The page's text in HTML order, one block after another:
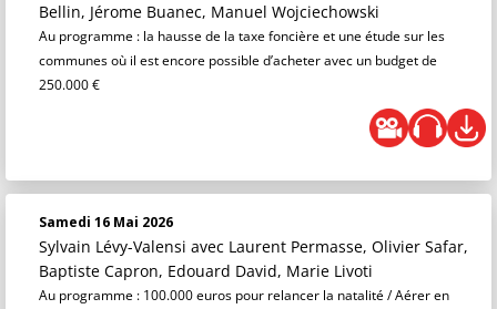
Bellin, Jérome Buanec, Manuel Wojciechowski
Au programme : la hausse de la taxe foncière et une étude sur les
communes où il est encore possible d’acheter avec un budget de
250.000 €
Samedi 16 Mai 2026
Sylvain Lévy-Valensi avec Laurent Permasse, Olivier Safar,
Baptiste Capron, Edouard David, Marie Livoti
Au programme : 100.000 euros pour relancer la natalité / Aérer en